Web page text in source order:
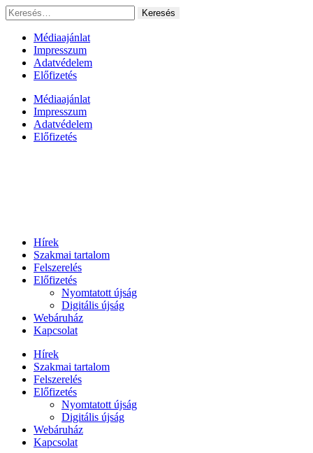
Ugrás
a
tartalomhoz
Keresés:
Médiaajánlat
Impresszum
Adatvédelem
Előfizetés
Médiaajánlat
Impresszum
Adatvédelem
Előfizetés
Hírek
Szakmai tartalom
Felszerelés
Előfizetés
Nyomtatott újság
Digitális újság
Webáruház
Kapcsolat
Hírek
Szakmai tartalom
Felszerelés
Előfizetés
Nyomtatott újság
Digitális újság
Webáruház
Kapcsolat